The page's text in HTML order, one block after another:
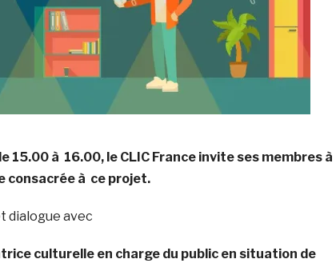
15.00 à 16.00, le CLIC France invite ses membres à
consacrée à ce projet.
dialogue avec
culturelle en charge du public en situation de